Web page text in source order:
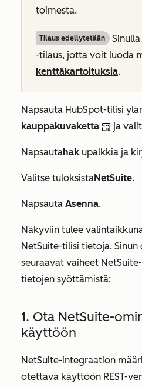
toimesta.
Tilaus edellytetään
-tilaus, jotta voit luoda
kenttäkartoituksia.
Napsauta HubSpot-tilisi
kauppakuvaketta
ja
Napsautahakupalkkia ja
Valitse tuloksistaNetSuite.
Napsauta Asenna.
Näkyviin tulee
NetSuite-tilisi tietoja.
seuraavat vaiheet
tietojen syöttämistä:
1. Ota NetSuite-
käyttöön
NetSuite-integraation
otettava käyttöön REST-